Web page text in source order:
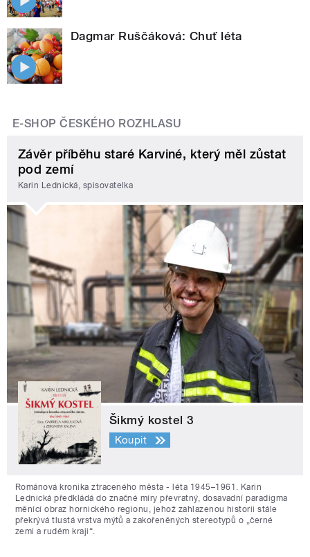
Dagmar Ruščáková: Chuť léta
E-SHOP ČESKÉHO ROZHLASU
Závěr příběhu staré Karviné, který měl zůstat
pod zemí
Karin Lednická, spisovatelka
Šikmý kostel 3
Koupit
Románová kronika ztraceného města - léta 1945–1961. Karin
Lednická předkládá do značné míry převratný, dosavadní paradigma
měnící obraz hornického regionu, jehož zahlazenou historii stále
překrývá tlustá vrstva mýtů a zakořeněných stereotypů o „černé
zemi a rudém kraji“.